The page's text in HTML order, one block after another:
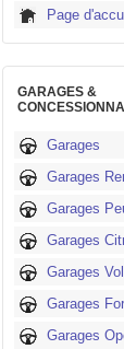
Page
GARAGES &
Garages
Garages
Garages
Garages
Garages
Garages
Garages